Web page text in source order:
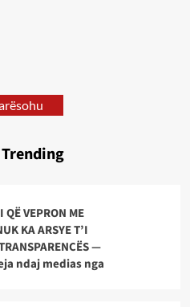
QË VEPRON ME
KA ARSYE T’I
—
ndaj medias nga